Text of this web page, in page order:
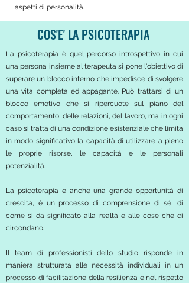
aspetti di personalità.
COS'E' LA PSICOTERAPIA
La psicoterapia è quel percorso introspettivo in cui
una persona insieme al terapeuta si pone l'obiettivo di
superare un blocco interno che impedisce di svolgere
una vita completa ed appagante. Può trattarsi di un
blocco emotivo che si ripercuote sul piano del
comportamento, delle relazioni, del lavoro, ma in ogni
caso si tratta di una condizione esistenziale che limita
in modo significativo la capacità di utilizzare a pieno
le proprie risorse, le capacità e le personali
potenzialità.
La psicoterapia è anche una grande opportunità di
crescita, è un processo di comprensione di sé, di
come si da significato alla realtà e alle cose che ci
circondano.
Il team di professionisti dello studio risponde in
maniera strutturata alle necessità individuali in un
processo di facilitazione della resilienza e nel rispetto